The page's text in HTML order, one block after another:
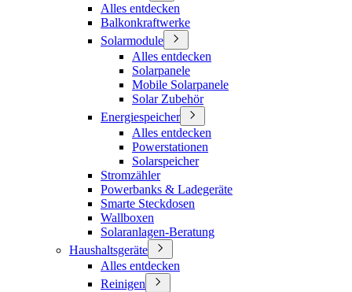
Alles entdecken
Balkonkraftwerke
Solarmodule
Alles entdecken
Solarpanele
Mobile Solarpanele
Solar Zubehör
Energiespeicher
Alles entdecken
Powerstationen
Solarspeicher
Stromzähler
Powerbanks & Ladegeräte
Smarte Steckdosen
Wallboxen
Solaranlagen-Beratung
Haushaltsgeräte
Alles entdecken
Reinigen